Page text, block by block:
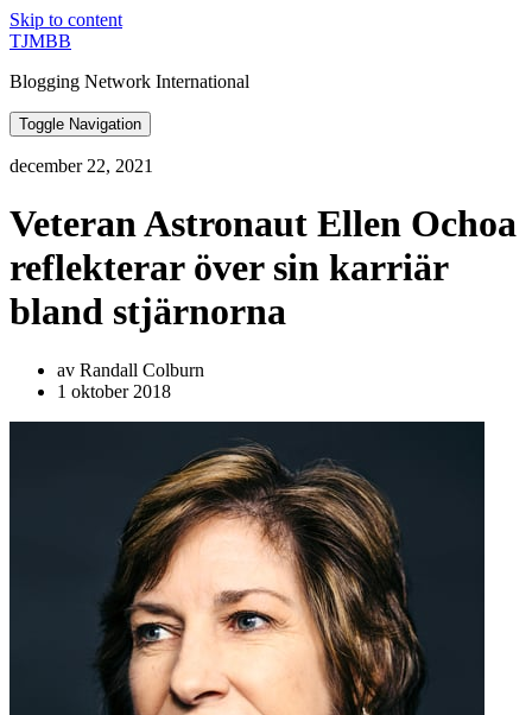
Skip to content
TJMBB
Blogging Network International
Toggle Navigation
december 22, 2021
Veteran Astronaut Ellen Ochoa
reflekterar över sin karriär
bland stjärnorna
av Randall Colburn
1 oktober 2018